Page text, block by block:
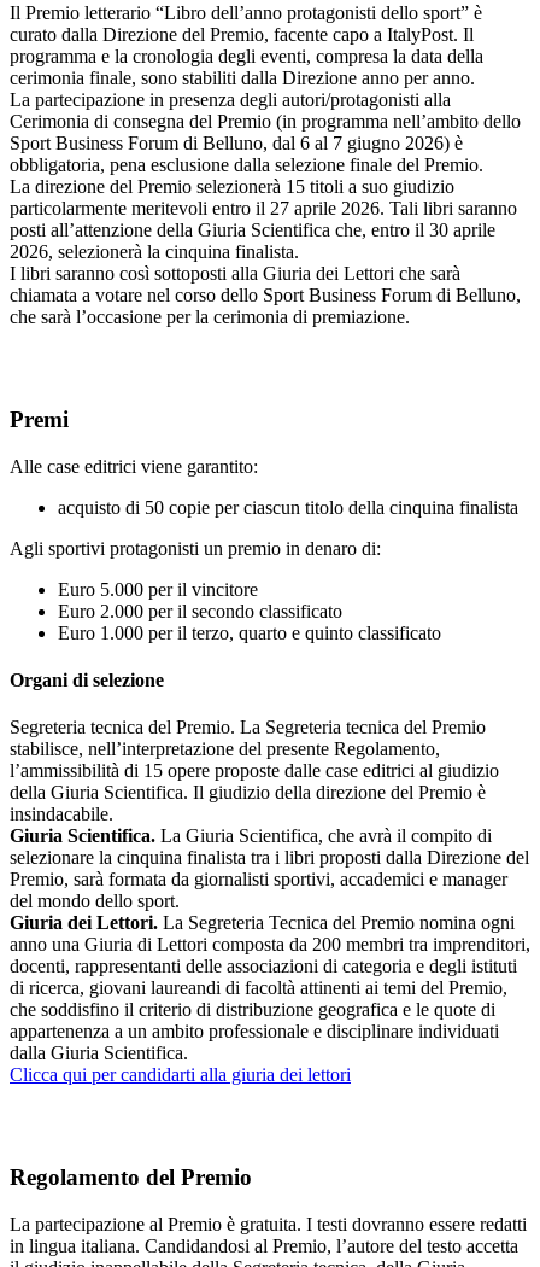
Il Premio letterario “Libro dell’anno protagonisti dello sport” è
curato dalla Direzione del Premio, facente capo a ItalyPost. Il
programma e la cronologia degli eventi, compresa la data della
cerimonia finale, sono stabiliti dalla Direzione anno per anno.
La partecipazione in presenza degli autori/protagonisti alla
Cerimonia di consegna del Premio (in programma nell’ambito dello
Sport Business Forum di Belluno, dal 6 al 7 giugno 2026) è
obbligatoria, pena esclusione dalla selezione finale del Premio.
La direzione del Premio selezionerà 15 titoli a suo giudizio
particolarmente meritevoli entro il 27 aprile 2026. Tali libri saranno
posti all’attenzione della Giuria Scientifica che, entro il 30 aprile
2026, selezionerà la cinquina finalista.
I libri saranno così sottoposti alla Giuria dei Lettori che sarà
chiamata a votare nel corso dello Sport Business Forum di Belluno,
che sarà l’occasione per la cerimonia di premiazione.
Premi
Alle case editrici viene garantito:
acquisto di 50 copie per ciascun titolo della cinquina finalista
Agli sportivi protagonisti un premio in denaro di:
Euro 5.000 per il vincitore
Euro 2.000 per il secondo classificato
Euro 1.000 per il terzo, quarto e quinto classificato
Organi di selezione
Segreteria tecnica del Premio. La Segreteria tecnica del Premio
stabilisce, nell’interpretazione del presente Regolamento,
l’ammissibilità di 15 opere proposte dalle case editrici al giudizio
della Giuria Scientifica. Il giudizio della direzione del Premio è
insindacabile.
Giuria Scientifica. La Giuria Scientifica, che avrà il compito di
selezionare la cinquina finalista tra i libri proposti dalla Direzione del
Premio, sarà formata da giornalisti sportivi, accademici e manager
del mondo dello sport.
Giuria dei Lettori. La Segreteria Tecnica del Premio nomina ogni
anno una Giuria di Lettori composta da 200 membri tra imprenditori,
docenti, rappresentanti delle associazioni di categoria e degli istituti
di ricerca, giovani laureandi di facoltà attinenti ai temi del Premio,
che soddisfino il criterio di distribuzione geografica e le quote di
appartenenza a un ambito professionale e disciplinare individuati
dalla Giuria Scientifica.
Clicca qui per candidarti alla giuria dei lettori
Regolamento del Premio
La partecipazione al Premio è gratuita. I testi dovranno essere redatti
in lingua italiana. Candidandosi al Premio, l’autore del testo accetta